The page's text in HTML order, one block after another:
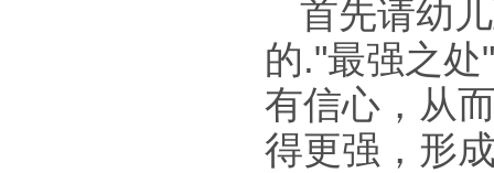
首先请幼
的."最强之
有信心，从
得更强，形